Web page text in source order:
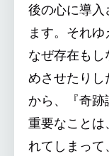
後の心に導
ます。それゆ
なぜ存在も
めさせたり
から、『奇
重要なこと
れてしまっ